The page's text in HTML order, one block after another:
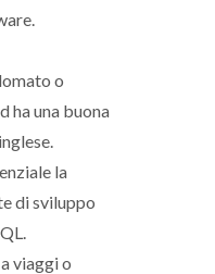
o
ha una buona
la
di sviluppo
viaggi o